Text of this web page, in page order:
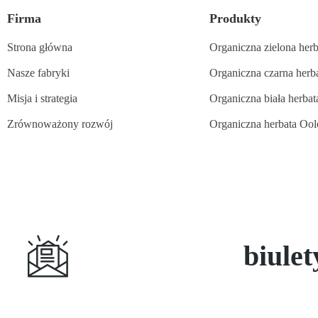
Firma
Strona główna
Nasze fabryki
Misja i strategia
Zrównoważony rozwój
Produkty
Organiczna zielona
Organiczna czarna
Organiczna biała
Organiczna herbata